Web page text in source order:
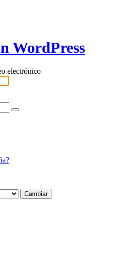
WordPress
electrónico